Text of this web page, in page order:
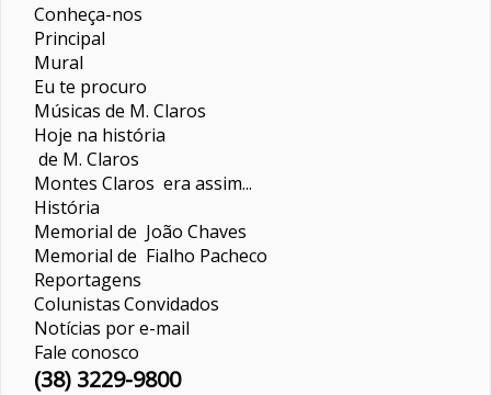
Conheça-nos
Principal
Mural
Eu te procuro
Músicas de M. Claros
Hoje na história
de M. Claros
Montes Claros era assim...
História
Memorial de João Chaves
Memorial de Fialho Pacheco
Reportagens
ColunistasConvidados
Notícias por e-mail
Fale conosco
(38) 3229-9800